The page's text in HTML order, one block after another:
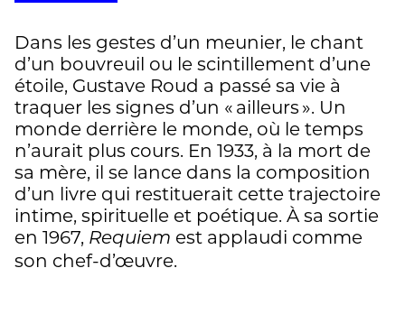
Dans les gestes d’un meunier, le chant
d’un bouvreuil ou le scintillement d’une
étoile, Gustave Roud a passé sa vie à
traquer les signes d’un « ailleurs ». Un
monde derrière le monde, où le temps
n’aurait plus cours. En 1933, à la mort de
sa mère, il se lance dans la composition
d’un livre qui restituerait cette trajectoire
intime, spirituelle et poétique. À sa sortie
en 1967, Requiem est applaudi comme
son chef-d’œuvre.